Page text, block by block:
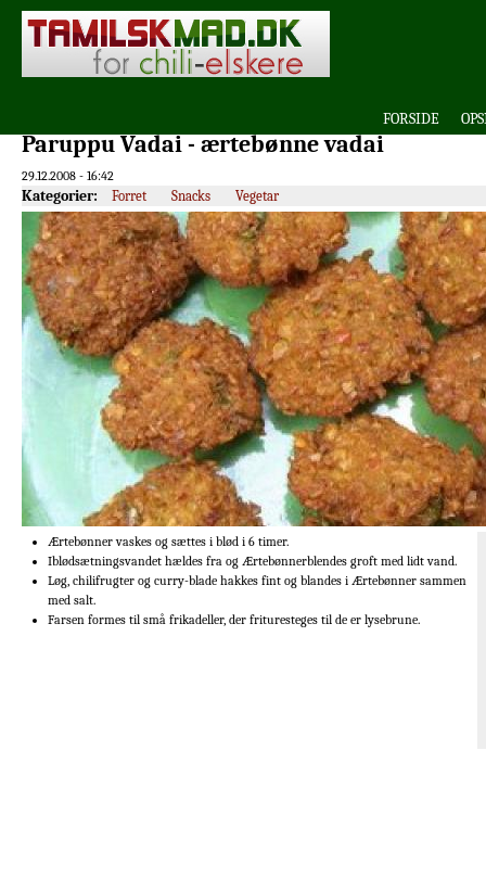
FORSIDE
Paruppu Vadai - ærtebønne vadai
29.12.2008 - 16:42
Kategorier: Forret Snacks Vegetar
Ærtebønner vaskes og sættes i blød i 6 timer.
Iblødsætningsvandet hældes fra og Ærtebønnerblendes groft med lidt vand.
Løg, chilifrugter og curry-blade hakkes fint og blandes i Ærtebønner sammen
med salt.
Farsen formes til små frikadeller, der frituresteges til de er lysebrune.